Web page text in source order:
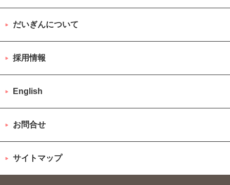
だいぎんについて
採用情報
English
お問合せ
サイトマップ